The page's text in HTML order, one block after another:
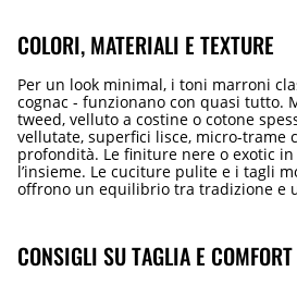
COLORI, MATERIALI E TEXTURE
Per un look minimal, i toni marroni
cognac - funzionano con quasi tutto.
tweed, velluto a costine o cotone
vellutate, superfici lisce, micro-trame
profondità. Le finiture nere o exotic
l’insieme. Le cuciture pulite e i tagli
offrono un equilibrio tra tradizione e
CONSIGLI SU TAGLIA E COMFORT